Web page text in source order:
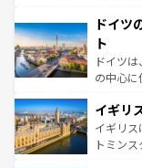
せる。
ンテンツ
で、幅
聖堂、
から魅
れ、フ
香り高い
らに、
も豊か
ドイツ
ト
ドイツ
の中心
顔を持つ
ルリン
してラ
イギリ
イギリ
トミン